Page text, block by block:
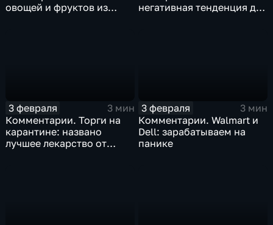
овощей и фруктов из
негативная тенденция для
3 февраля
3 мин
Комментарии. Торги на
карантине: названо
лучшее лекарство от
3 февраля
3 мин
Комментарии. Walmart и
Dell: зарабатываем на
панике